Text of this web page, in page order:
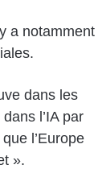
a notamment
dans les
l’IA par
l’Europe
».